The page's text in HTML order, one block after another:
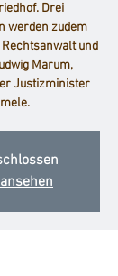
Drei
werden zudem
und
Marum,
Justizminister